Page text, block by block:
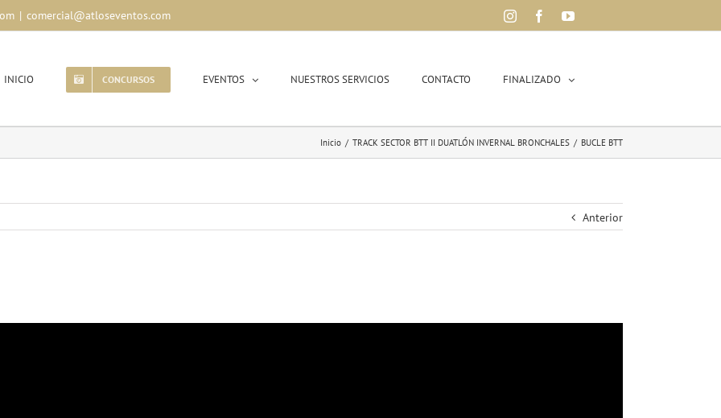
| comercial@atloseventos.com InstagramFacebookYouTube
INICIO CONCURSOS EVENTOS NUESTROS SERVICIOS CONTACTO FINALIZADO
Inicio / TRACK SECTOR BTT II DUATLÓN INVERNAL BRONCHALES / BUCLE BTT
Anterior